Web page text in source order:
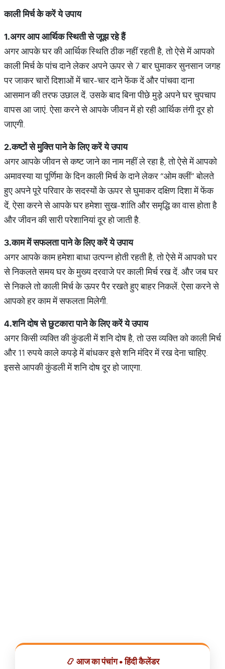
काली मिर्च के करें ये उपाय
1.अगर आप आर्थिक स्थिती से जूझ रहे हैं
अगर आपके घर की आर्थिक स्थिति ठीक नहीं रहती है, तो ऐसे में आपको
काली मिर्च के पांच दाने लेकर अपने ऊपर से 7 बार घुमाकर सुनसान जगह
पर जाकर चारों दिशाओं में चार-चार दाने फेंक दें और पांचवा दाना
आसमान की तरफ उछाल दें. उसके बाद बिना पीछे मुड़े अपने घर चुपचाप
वापस आ जाएं. ऐसा करने से आपके जीवन में हो रही आर्थिक तंगी दूर हो
जाएगी.
2.कष्टों से मुक्ति पाने के लिए करें ये उपाय
अगर आपके जीवन से कष्ट जाने का नाम नहीं ले रहा है, तो ऐसे में आपको
अमावस्या या पूर्णिमा के दिन काली मिर्च के दाने लेकर “ओम क्लीं” बोलते
हुए अपने पूरे परिवार के सदस्यों के ऊपर से घुमाकर दक्षिण दिशा में फेंक
दें, ऐसा करने से आपके घर हमेशा सुख-शांति और समृद्धि का वास होता है
और जीवन की सारी परेशानियां दूर हो जाती है.
3.काम में सफलता पाने के लिए करें ये उपाय
अगर आपके काम हमेशा बाधा उत्पन्न होती रहती है, तो ऐसे में आपको घर
से निकलते समय घर के मुख्य दरवाजे पर काली मिर्च रख दें. और जब घर
से निकले तो काली मिर्च के ऊपर पैर रखते हुए बाहर निकलें. ऐसा करने से
आपको हर काम में सफलता मिलेगी.
4.शनि दोष से छुटकारा पाने के लिए करें ये उपाय
अगर किसी व्यक्ति की कुंडली में शनि दोष है, तो उस व्यक्ति को काली मिर्च
और 11 रुपये काले कपड़े में बांधकर इसे शनि मंदिर में रख देना चाहिए.
इससे आपकी कुंडली में शनि दोष दूर हो जाएगा.
📿 आज का पंचांग • हिंदी कैलेंडर